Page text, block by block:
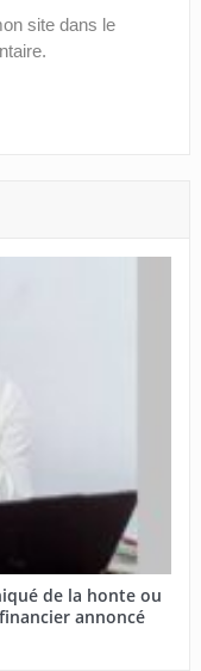
site dans le
de la honte ou
annoncé